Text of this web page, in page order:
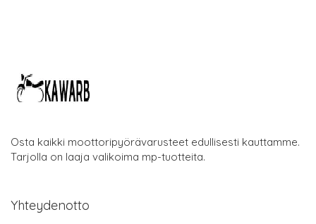
Osta kaikki moottoripyörävarusteet edullisesti kauttamme.
Tarjolla on laaja valikoima mp-tuotteita.
Yhteydenotto